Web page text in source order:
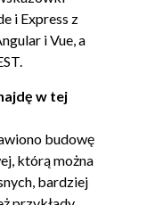
i Express z
i Vue, a
w tej
budowę
którą można
bardziej